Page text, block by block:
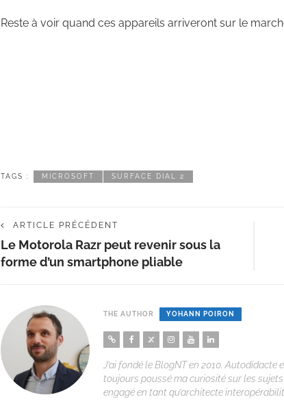
Reste à voir quand ces appareils arriveront sur le
TAGS : MICROSOFT SURFACE DIAL 2
ARTICLE PRÉCÉDENT
Le Motorola Razr peut revenir sous la
forme d’un smartphone pliable
THE AUTHOR YOHANN POIRON
J’ai fondé le BlogNT en 2010. Autodidacte
toujours poussé ma curiosité sur les
engagé en tant qu’architecte